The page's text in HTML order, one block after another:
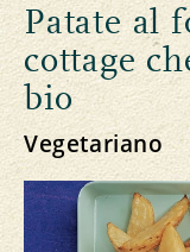
Patate al
cottage
bio
Vegetariano